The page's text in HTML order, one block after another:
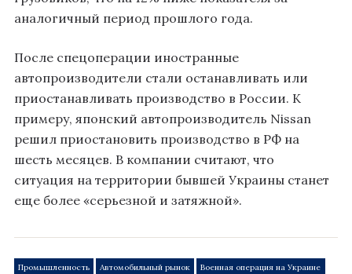
аналогичный период прошлого года.
После спецоперации иностранные
автопроизводители стали останавливать или
приостанавливать производство в России. К
примеру, японский автопроизводитель Nissan
решил приостановить производство в РФ на
шесть месяцев. В компании считают, что
ситуация на территории бывшей Украины станет
еще более «серьезной и затяжной».
Промышленность Автомобильный рынок Военная операция на Украине